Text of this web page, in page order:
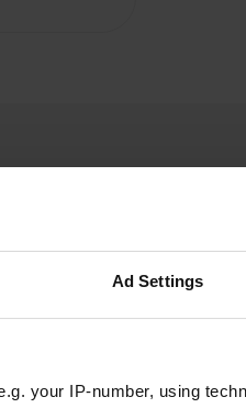
Ad Settings
your IP-number, using
avec un certain nombre de